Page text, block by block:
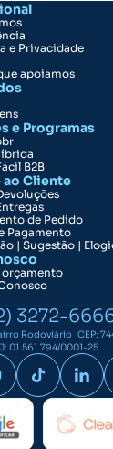
e Privacidade
apoiamos
e Programas
B2B
Cliente
de Pedido
Pagamento
| Sugestão |
orçamento
3272-
Rodoviário CEP:
01.561.794/0001-25